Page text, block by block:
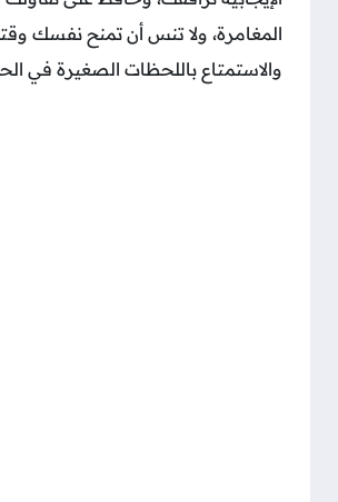
المغامرة، ولا تنس أن تمنح نفسك
والاستمتاع باللحظات الصغيرة في